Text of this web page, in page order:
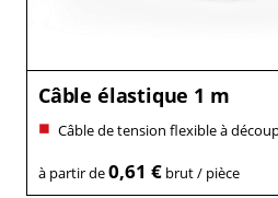
Câble élastique 1 m
Câble de tension flexible à
à partir de0,61 €brut / pièce